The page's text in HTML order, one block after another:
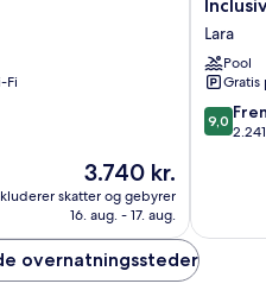
Fi
Prisen
er
3.740 kr.
3.740 kr.
skatter og gebyrer
16. aug. - 17. aug.
Resort
Topkapi
Palace
-
All
Lara
Pool
Gratis
9.0
ud
9,0
overnatningssteder